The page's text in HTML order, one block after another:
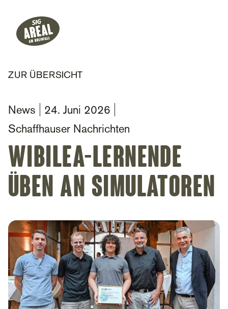
Header
SIG Gemeinnützige Stiftung
Hauptnavigation
ZUR ÜBERSICHT
News
24. Juni 2026
Schaffhauser Nachrichten
Wibilea-Lernende
üben an Simulatoren